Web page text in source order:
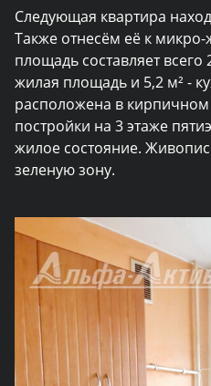
Следующая квартира
Также отнесём её к
площадь составляет всего
жилая площадь и 5,2 м² -
расположена в кирпичном
постройки на 3 этаже
жилое состояние.
зеленую зону.